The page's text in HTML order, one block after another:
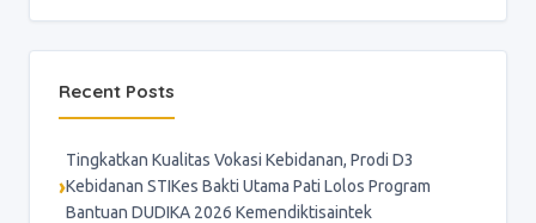
Recent Posts
Tingkatkan Kualitas Vokasi Kebidanan, Prodi D3
Kebidanan STIKes Bakti Utama Pati Lolos Program
Bantuan DUDIKA 2026 Kemendiktisaintek